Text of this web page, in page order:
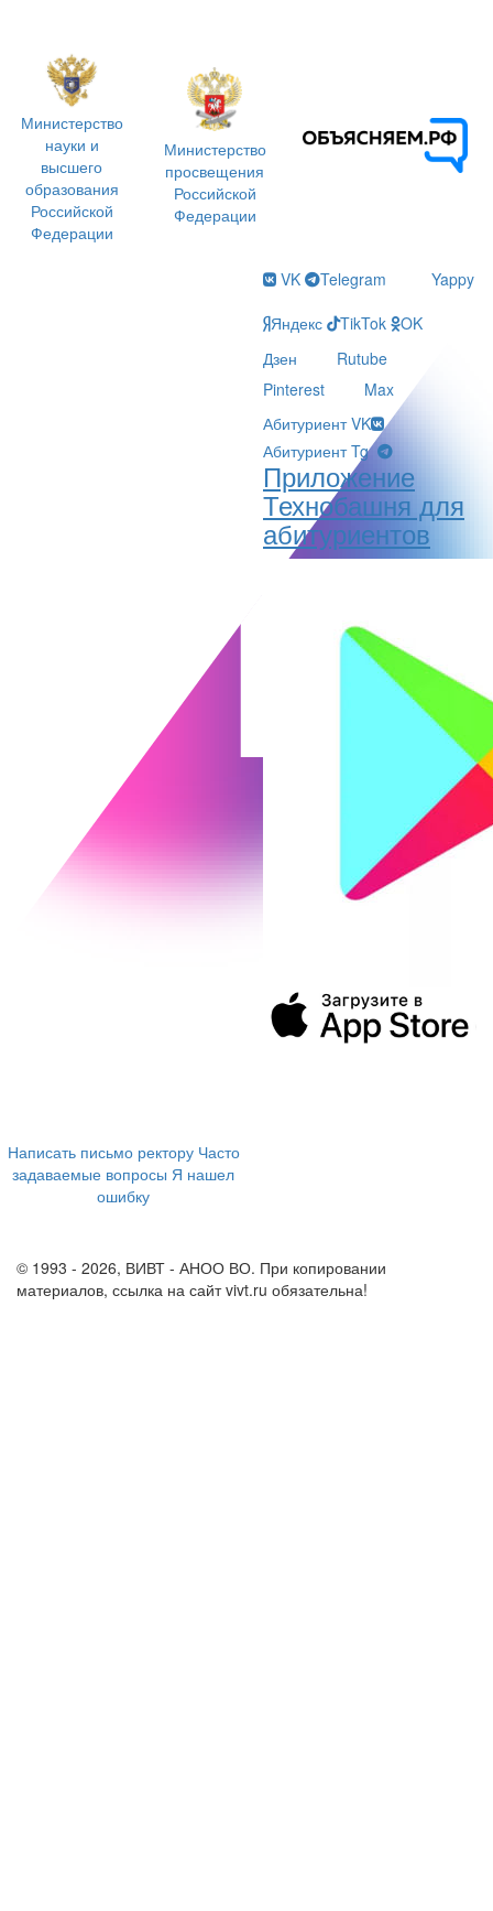
Министерство
науки и
высшего
образования
Российской
Федерации
Министерство
просвещения
Российской
Федерации
Написать письмо ректору Часто
задаваемые вопросы Я нашел
ошибку
VK Telegram
Yappy
Яндекс
TikTok
OK
Дзен
Rutube
Pinterest
Max
Абитуриент VK
Абитуриент Tg
Приложение
Технобашня для
абитуриентов
© 1993 - 2026, ВИВТ - АНОО ВО. При копировании
материалов, ссылка на сайт vivt.ru обязательна!